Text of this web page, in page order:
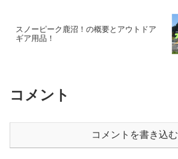
スノーピーク鹿沼！の概要とアウトドア
ギア用品！
コメント
コメントを書き込む